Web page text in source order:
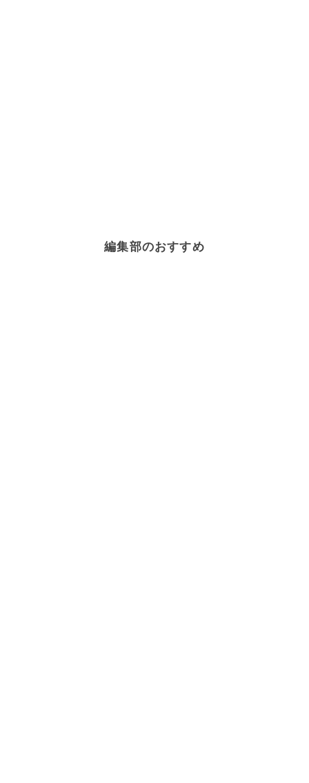
編集部のおすすめ